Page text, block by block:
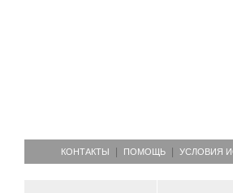
КОНТАКТЫ ПОМОЩЬ УСЛОВИЯ